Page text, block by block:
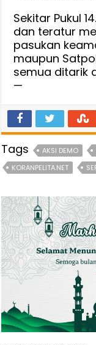
Sekitar Pukul
dan teratur
pasukan
maupun
semua ditarik
—
Tags AKSI DEMO
KORANPELITA.NET